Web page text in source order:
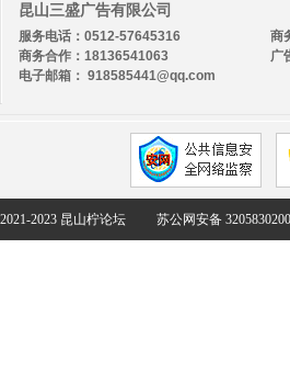
昆山三盛广告有限公司
服务电话：0512-57645316
商务合作：18136541063
电子邮箱： 918585441@qq.com
商
广
2021-2023 昆山柠论坛 苏公网安备